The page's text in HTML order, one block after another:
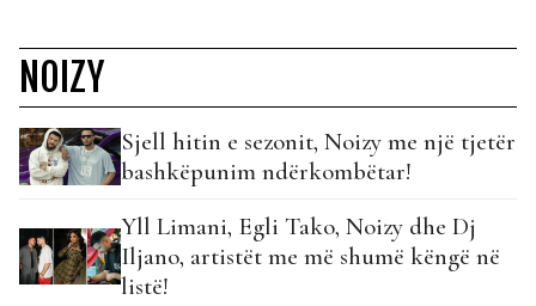
NOIZY
Sjell hitin e sezonit, Noizy me një tjetër
bashkëpunim ndërkombëtar!
Yll Limani, Egli Tako, Noizy dhe Dj
Iljano, artistët me më shumë këngë në
listë!